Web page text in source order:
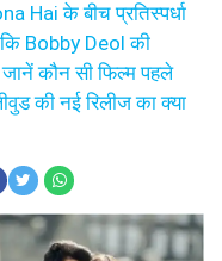
Hai के बीच प्रतिस्पर्धा
कि Bobby Deol की
कौन सी फिल्म पहले
की नई रिलीज का क्या